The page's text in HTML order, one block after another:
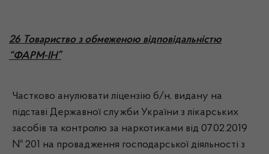
26 Товариство з обмеженою відповідальністю
“ФАРМ-ІН”
Частково анулювати ліцензію б/н, видану на
підставі Державної служби України з лікарських
засобів та контролю за наркотиками від 07.02.2019
№ 201 на провадження господарської діяльності з